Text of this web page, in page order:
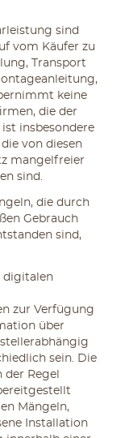
sind
vom Käufer zu
Transport
keine
die der
insbesondere
von diesen
mangelfreier
sind.
die durch
Gebrauch
sind,
digitalen
zur Verfügung
über
sein. Die
Regel
Mängeln,
Installation